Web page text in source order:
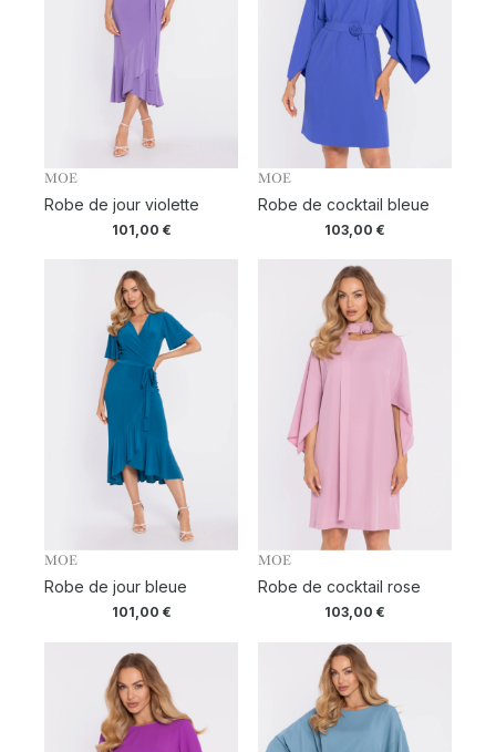
MOE
Robe de jour violette
101,00 €
MOE
Robe de cocktail bleue
103,00 €
MOE
Robe de jour bleue
101,00 €
MOE
Robe de cocktail rose
103,00 €